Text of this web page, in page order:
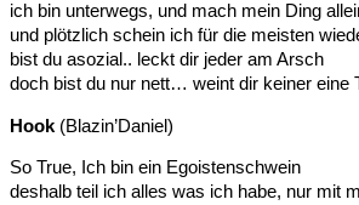
ich bin unterwegs, und mach mein Ding
und plötzlich schein ich für die meisten
bist du asozial.. leckt dir jeder am Arsch
doch bist du nur nett… weint dir keiner eine
Hook (Blazin’Daniel)
So True, Ich bin ein Egoistenschwein
deshalb teil ich alles was ich habe, nur mit